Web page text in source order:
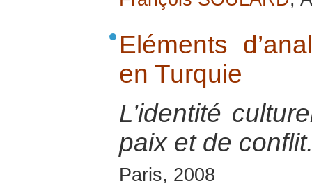
Eléments
en Turquie
L’identité
paix et de
Paris, 2008